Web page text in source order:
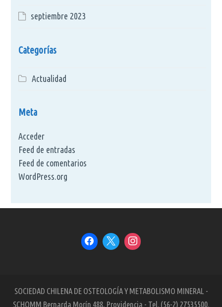
septiembre 2023
Categorías
Actualidad
Meta
Acceder
Feed de entradas
Feed de comentarios
WordPress.org
SOCIEDAD CHILENA DE OSTEOLOGÍA Y METABOLISMO MINERAL -
SCHOMM Bernarda Morín 488, Providencia - Tel. (56-2) 27535500.